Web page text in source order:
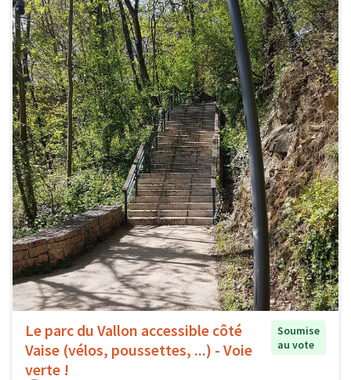
Le parc du Vallon accessible côté
Vaise (vélos, poussettes, ...) - Voie
verte !
Soumise
au vote